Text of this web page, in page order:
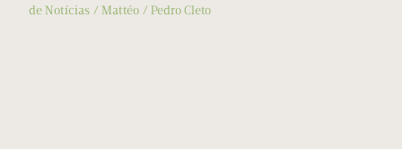
de Notícias
Mattéo Pedro Cleto